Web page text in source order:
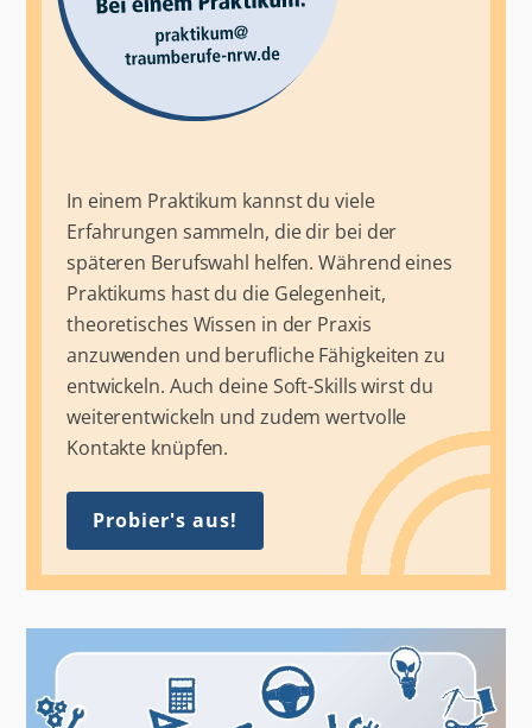
In einem Praktikum kannst du viele
Erfahrungen sammeln, die dir bei der
späteren Berufswahl helfen. Während eines
Praktikums hast du die Gelegenheit,
theoretisches Wissen in der Praxis
anzuwenden und berufliche Fähigkeiten zu
entwickeln. Auch deine Soft-Skills wirst du
weiterentwickeln und zudem wertvolle
Kontakte knüpfen.
Probier's aus!